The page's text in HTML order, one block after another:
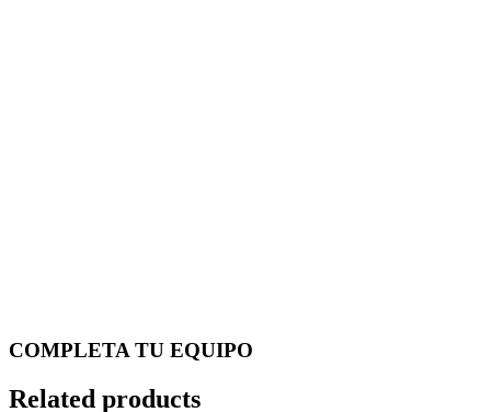
COMPLETA TU EQUIPO
Related products